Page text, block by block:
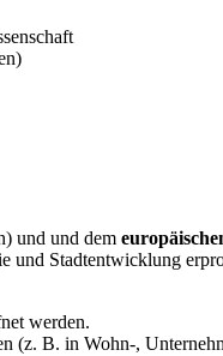
und und dem
und Stadtentwicklung
werden.
(z. B. in Wohn-,